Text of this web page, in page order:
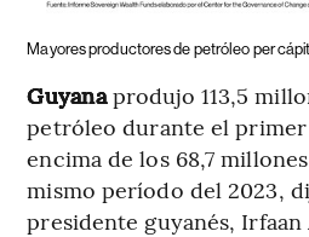
Mayores productores de petróleo per
Guyanaprodujo 113,5
petróleo durante el primer
encima de los 68,7
mismo período del 2023,
presidente guyanés, Irfaan